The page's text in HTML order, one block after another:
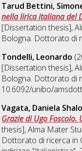
Tarud Bettini,
nella lirica italiana del
[Dissertation thesis],
Bologna. Dottorato di
Tondelli, Leonardo
[Dissertation thesis],
Bologna. Dottorato di
10.6092/unibo/
Vagata, Daniela
Grazie di Ugo
thesis], Alma Mater
Dottorato di ricerca in